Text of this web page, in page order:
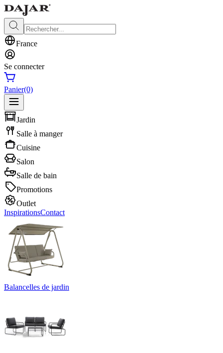
France
Se connecter
Panier(0)
Jardin
Salle à manger
Cuisine
Salon
Salle de bain
Promotions
Outlet
InspirationsContact
Balancelles de jardin